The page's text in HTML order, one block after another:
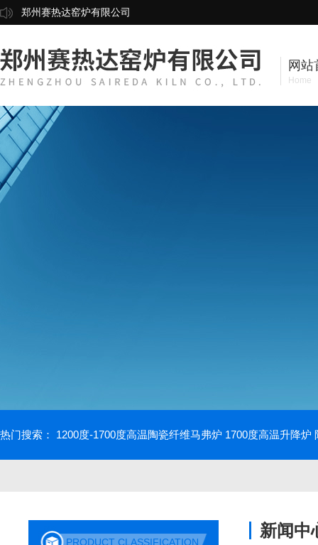
郑州赛热达窑炉有限公司
网站
Home
热门搜索： 1200度-1700度高温陶瓷纤维马弗炉 1700度高温升降炉
PRODUCT CLASSIFICATION
新闻中